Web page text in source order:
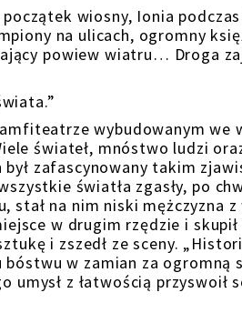
wiosny, Ionia
na ulicach, ogromny
powiew wiatru… Droga
wybudowanym we
świateł, mnóstwo ludzi
zafascynowany takim
światła zgasły, po
na nim niski mężczyzna z
w drugim rzędzie i skupił
i zszedł ze sceny.
w zamian za ogromną
umysł z łatwością przyswoił